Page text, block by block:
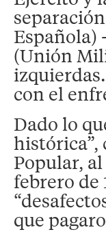
Española)
(Unión
con el
Dado lo
histórica”,
Popular,
febrero de
que